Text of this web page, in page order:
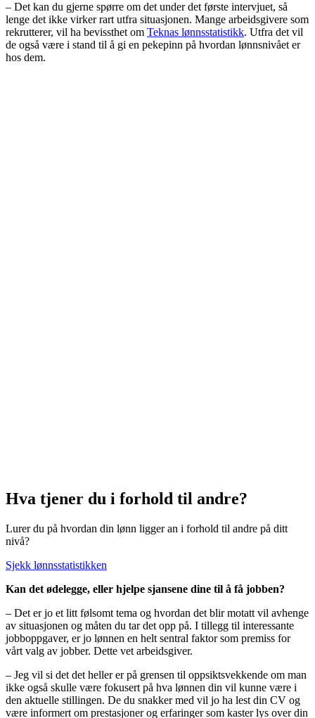
– Det kan du gjerne spørre om det under det første intervjuet, så
lenge det ikke virker rart utfra situasjonen. Mange arbeidsgivere som
rekrutterer, vil ha bevissthet om Teknas lønnsstatistikk. Utfra det vil
de også være i stand til å gi en pekepinn på hvordan lønnsnivået er
hos dem.
Hva tjener du i forhold til andre?
Lurer du på hvordan din lønn ligger an i forhold til andre på ditt
nivå?
Sjekk lønnsstatistikken
Kan det ødelegge, eller hjelpe sjansene dine til å få jobben?
– Det er jo et litt følsomt tema og hvordan det blir motatt vil avhenge
av situasjonen og måten du tar det opp på. I tillegg til interessante
jobboppgaver, er jo lønnen en helt sentral faktor som premiss for
vårt valg av jobber. Dette vet arbeidsgiver.
– Jeg vil si det det heller er på grensen til oppsiktsvekkende om man
ikke også skulle være fokusert på hva lønnen din vil kunne være i
den aktuelle stillingen. De du snakker med vil jo ha lest din CV og
være informert om prestasjoner og erfaringer som kaster lys over din